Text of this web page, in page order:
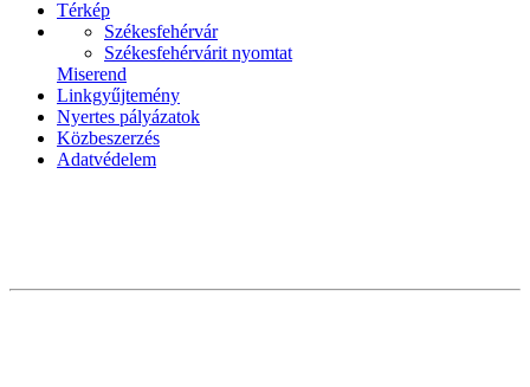
Térkép
Székesfehérvár
Székesfehérvárit nyomtat
Miserend
Linkgyűjtemény
Nyertes pályázatok
Közbeszerzés
Adatvédelem